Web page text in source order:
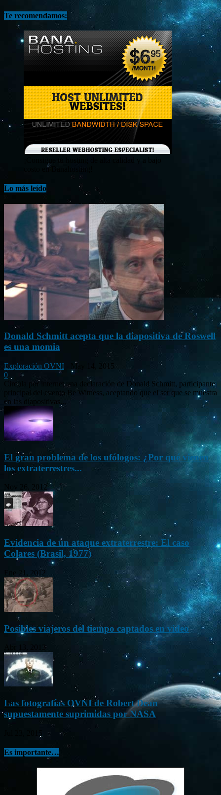
Te recomendamos:
costo en Banahosting!
Lo más leído
Donald Schmitt acepta que la diapositiva de Roswell
es una momia
Exploración OVNI
May 14, 2015
0
Circula por internet una declaración de Donald Schmitt, participante
principal del evento Be Witness, aceptando que el ser que se muestra
en las diapositivas...
El gran problema de los ufólogos: ¿Por qué vienen
los extraterrestres...
Nov 26, 2012
Evidencia de un ataque extraterrestre: El caso
Colares (Brasil, 1977)
Ene 21, 2012
Posibles viajeros del tiempo captados en vídeo
Abr 13, 2013
Las fotografías OVNI de Robert Dean
supuestamente suprimidas por NASA
Jul 23, 2015
Es importante…